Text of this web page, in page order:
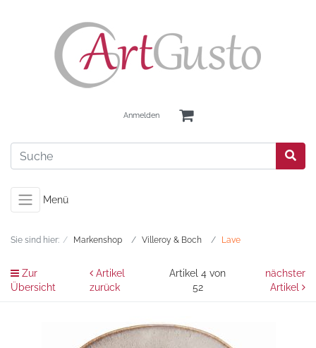
Anmelden
Menü
Sie sind hier: Markenshop Villeroy & Boch Lave
Zur
Übersicht
Artikel
zurück
Artikel 4 von
52
nächster
Artikel